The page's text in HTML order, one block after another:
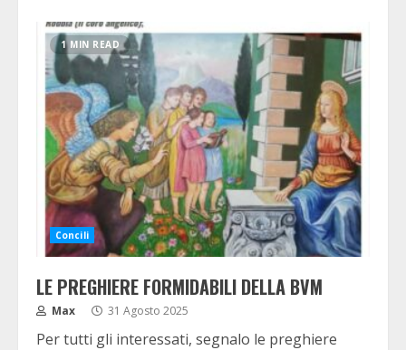
1 MIN READ
Concili
LE PREGHIERE FORMIDABILI DELLA BVM
Max 31 Agosto 2025
Per tutti gli interessati, segnalo le preghiere